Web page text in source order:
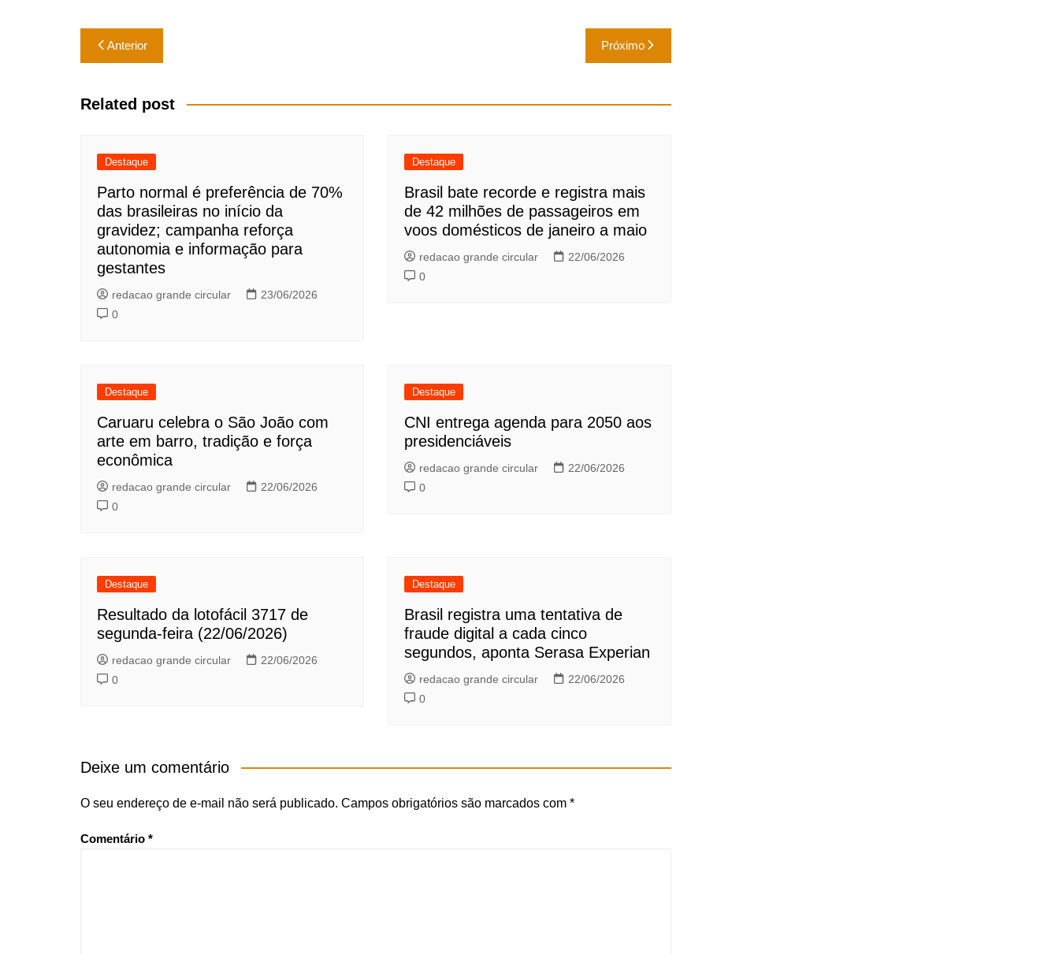
Navegação
de
Post
Anterior Próximo
Related post
Destaque
Parto normal é preferência de 70%
das brasileiras no início da
gravidez; campanha reforça
autonomia e informação para
gestantes
redacao grande circular
23/06/2026
0
Destaque
Brasil bate recorde e registra mais
de 42 milhões de passageiros em
voos domésticos de janeiro a maio
redacao grande circular
22/06/2026
0
Destaque
Caruaru celebra o São João com
arte em barro, tradição e força
econômica
redacao grande circular
22/06/2026
0
Destaque
CNI entrega agenda para 2050 aos
presidenciáveis
redacao grande circular
22/06/2026
0
Destaque
Resultado da lotofácil 3717 de
segunda-feira (22/06/2026)
redacao grande circular
22/06/2026
0
Destaque
Brasil registra uma tentativa de
fraude digital a cada cinco
segundos, aponta Serasa Experian
redacao grande circular
22/06/2026
0
Deixe um comentário
O seu endereço de e-mail não será publicado. Campos obrigatórios são marcados com *
Comentário *